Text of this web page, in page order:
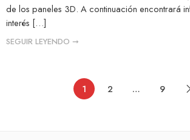
de los paneles 3D. A continuación encontrará
interés […]
SEGUIR LEYENDO ➞
1 2 … 9